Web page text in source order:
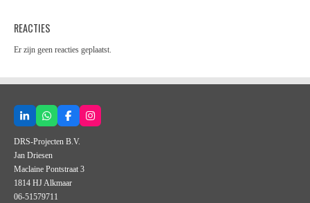
REACTIES
Er zijn geen reacties geplaatst.
L
i
n
e
d
I
n
W
h
a
t
s
A
p
p
F
a
c
o
k
I
n
DRS-Projecten B.V.
Jan Driesen
Maclaine Pontstraat 3
1814 HJ Alkmaar
06-51579711